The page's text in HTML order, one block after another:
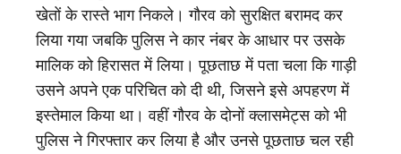
खेतों के रास्ते भाग निकले। गौरव को सुरक्षित बरामद कर
लिया गया जबकि पुलिस ने कार नंबर के आधार पर उसके
मालिक को हिरासत में लिया। पूछताछ में पता चला कि गाड़ी
उसने अपने एक परिचित को दी थी, जिसने इसे अपहरण में
इस्तेमाल किया था। वहीं गौरव के दोनों क्लासमेट्स को भी
पुलिस ने गिरफ्तार कर लिया है और उनसे पूछताछ चल रही